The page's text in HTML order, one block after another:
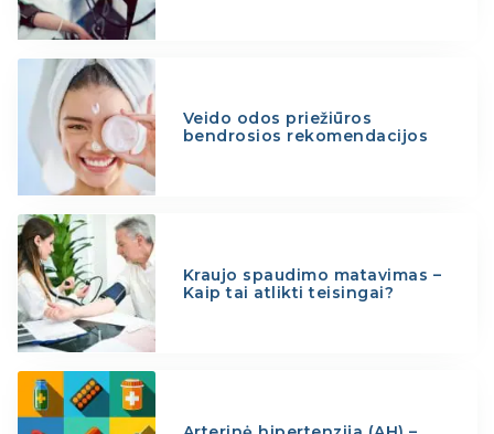
Veido odos priežiūros
bendrosios rekomendacijos
Kraujo spaudimo matavimas –
Kaip tai atlikti teisingai?